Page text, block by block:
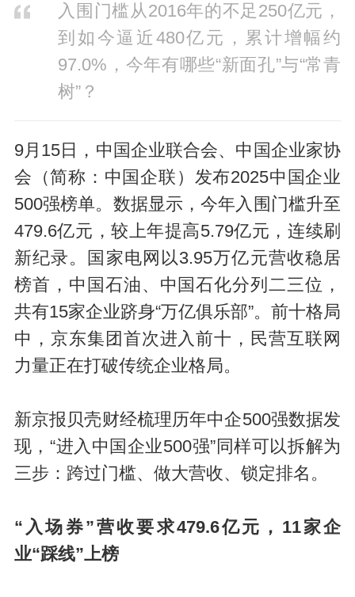
入围门槛从2016年的不足250亿元，
到如今逼近480亿元，累计增幅约
97.0%，今年有哪些“新面孔”与“常青
树”？
9月15日，中国企业联合会、中国企业家协
会（简称：中国企联）发布2025中国企业
500强榜单。数据显示，今年入围门槛升至
479.6亿元，较上年提高5.79亿元，连续刷
新纪录。国家电网以3.95万亿元营收稳居
榜首，中国石油、中国石化分列二三位，
共有15家企业跻身“万亿俱乐部”。前十格局
中，京东集团首次进入前十，民营互联网
力量正在打破传统企业格局。
新京报贝壳财经梳理历年中企500强数据发
现，“进入中国企业500强”同样可以拆解为
三步：跨过门槛、做大营收、锁定排名。
“入场券”营收要求479.6亿元， 11家企
业“踩线”上榜